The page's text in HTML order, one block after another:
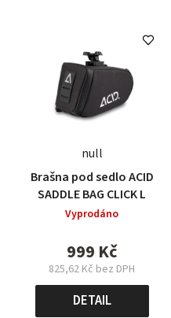
null
Brašna pod sedlo ACID
SADDLE BAG CLICK L
Vyprodáno
999 Kč
825,62 Kč bez DPH
Měrná
cena:
DETAIL